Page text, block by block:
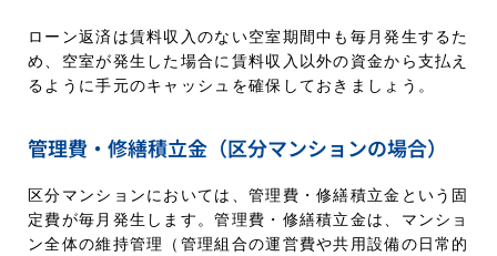
ローン返済は賃料収入のない空室期間中も毎月発生するた
め、空室が発生した場合に賃料収入以外の資金から支払え
るように手元のキャッシュを確保しておきましょう。
管理費・修繕積立金（区分マンションの場合）
区分マンションにおいては、管理費・修繕積立金という固
定費が毎月発生します。管理費・修繕積立金は、マンショ
ン全体の維持管理（管理組合の運営費や共用設備の日常的